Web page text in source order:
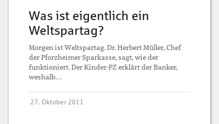
Was ist eigentlich ein
Weltspartag?
Morgen ist Weltspartag. Dr. Herbert Müller, Chef
der Pforzheimer Sparkasse, sagt, wie der
funktioniert. Der Kinder-PZ erklärt der Banker,
weshalb…
27. Oktober 2011